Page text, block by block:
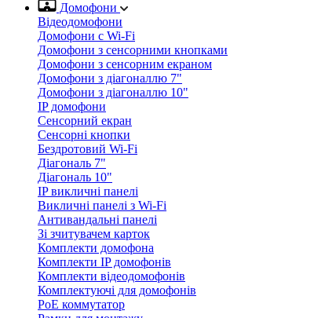
Домофони
Відеодомофони
Домофони с Wi-Fi
Домофони з сенсорними кнопками
Домофони з сенсорним екраном
Домофони з діагоналлю 7"
Домофони з діагоналлю 10"
IP домофони
Сенсорний екран
Сенсорні кнопки
Бездротовий Wi-Fi
Діагональ 7"
Діагональ 10"
IP викличні панелі
Викличні панелі з Wi-Fi
Антивандальні панелі
Зі зчитувачем карток
Комплекти домофона
Комплекти IP домофонів
Комплекти відеодомофонів
Комплектуючі для домофонів
PoE коммутатор